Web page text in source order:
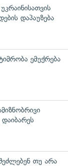
დაპაუზება
ემუქრება
დაიბარეს
თუ არა